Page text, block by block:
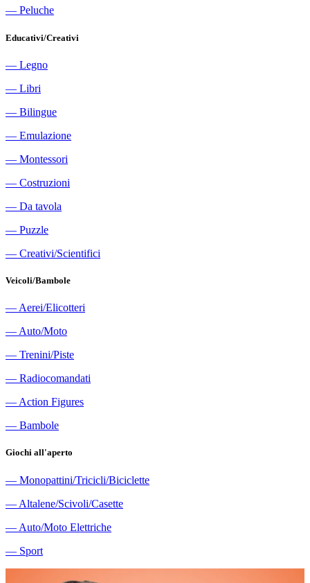
― Peluche
Educativi/Creativi
― Legno
― Libri
― Bilingue
― Emulazione
― Montessori
― Costruzioni
― Da tavola
― Puzzle
― Creativi/Scientifici
Veicoli/Bambole
― Aerei/Elicotteri
― Auto/Moto
― Trenini/Piste
― Radiocomandati
― Action Figures
― Bambole
Giochi all'aperto
― Monopattini/Tricicli/Biciclette
― Altalene/Scivoli/Casette
― Auto/Moto Elettriche
― Sport